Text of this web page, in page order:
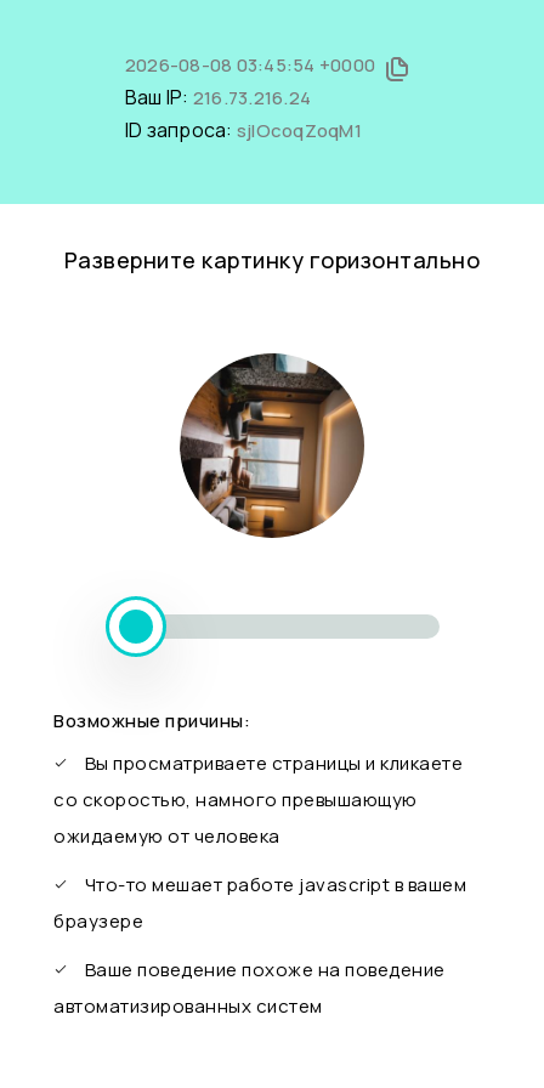
2026-08-08 03:45:54 +0000
Ваш IP: 216.73.216.24
ID запроса: sjIOcoqZoqM1
Разверните картинку горизонтально
Возможные причины:
Вы просматриваете страницы и кликаете
со скоростью, намного превышающую
ожидаемую от человека
Что-то мешает работе javascript в вашем
браузере
Ваше поведение похоже на поведение
автоматизированных систем